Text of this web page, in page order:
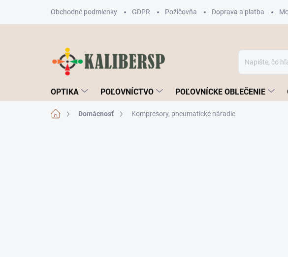
obsah
Obchodné podmienky GDPR Požičovňa Doprava a platba
OPTIKA POĽOVNÍCTVO POĽOVNÍCKE OBLEČENIE
DomovDomácnosť Kompresory, pneumatické náradie